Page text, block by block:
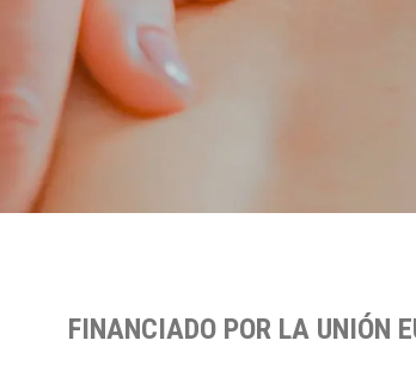
FINANCIADO POR LA UNIÓN